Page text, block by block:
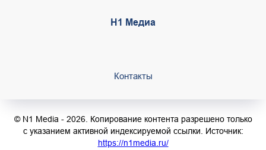
Н1 Медиа
Контакты
© N1 Media - 2026. Копирование контента разрешено только
с указанием активной индексируемой ссылки. Источник:
https://n1media.ru/